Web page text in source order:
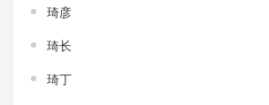
琦彦
琦长
琦丁